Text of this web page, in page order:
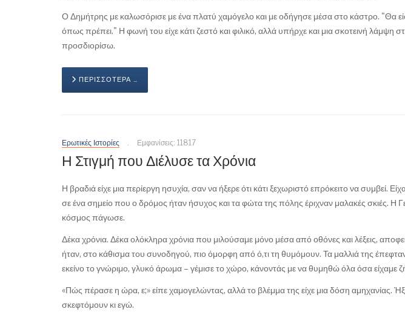
Ο Δημήτρης με καλωσόρισε με ένα πλατύ χαμόγελο και με οδήγησε μέσα στο κάστρο. "Θα
όπως πρέπει." Η φωνή του είχε κάτι ζεστό και φιλικό, αλλά υπήρχε και μια σκοτεινή λάμψη
προσδιορίσω.
ΠΕΡΙΣΣΌΤΕΡΑ …
Ερωτικές Ιστορίες Εμφανίσεις: 11817
Η Στιγμή που Διέλυσε τα Χρόνια
Η βραδιά είχε μια περίεργη ησυχία, σαν να ήξερε ότι κάτι ξεχωριστό επρόκειτο να συμβεί.
σε ένα σημείο που ο δρόμος ήταν ήσυχος και τα φώτα της πόλης έριχναν μαλακές σκιές. Η
κόσμος πάγωσε.
Δέκα χρόνια. Δέκα ολόκληρα χρόνια που μιλούσαμε μόνο μέσα από οθόνες και λέξεις,
ήταν, στο κάθισμα του συνοδηγού, πιο όμορφη από ό,τι τη θυμόμουν. Τα μαλλιά της
εκείνο το γνώριμο, γλυκό άρωμα – γέμισε το χώρο, κάνοντάς με να θυμηθώ όλα όσα είχαμε
«Πώς πέρασε η ώρα, ε;» είπε χαμογελώντας, αλλά το βλέμμα της είχε μια δόση αμηχανίας.
σκεφτόμουν κι εγώ.